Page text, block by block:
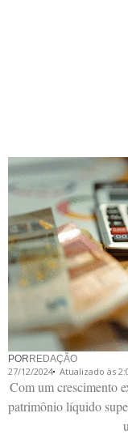
POR REDAÇÃO
27/12/2024 Atualizado às
Com um crescimento
patrimônio líquido